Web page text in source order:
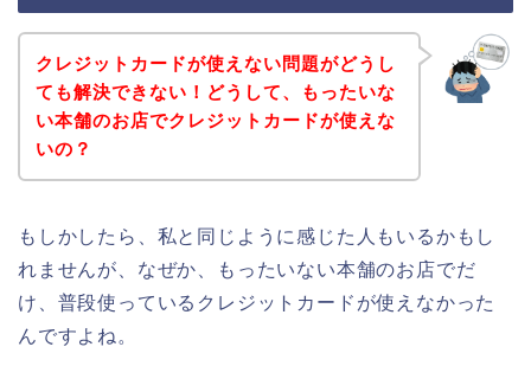
クレジットカードが使えない問題がどうし
ても解決できない！どうして、もったいな
い本舗のお店でクレジットカードが使えな
いの？
もしかしたら、私と同じように感じた人もいるかもし
れませんが、なぜか、もったいない本舗のお店でだ
け、普段使っているクレジットカードが使えなかった
んですよね。